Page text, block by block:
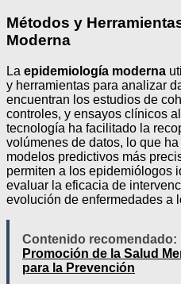
Métodos y
Moderna
La epidemiología moderna
y herramientas para analizar
encuentran los estudios de
controles, y ensayos clínicos
tecnología ha facilitado la
volúmenes de datos, lo que
modelos predictivos más
permiten a los epidemiólogos
evaluar la eficacia de
evolución de enfermedades a
Contenido recomendado:
Promoción de la Salud
para la Prevención